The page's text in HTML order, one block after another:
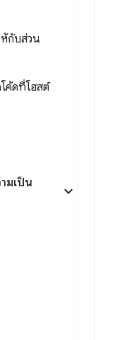
กับส่วน
ค้ดที่โฮสต์
มเป็น